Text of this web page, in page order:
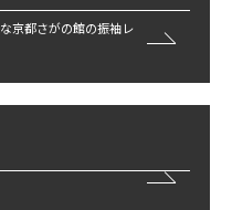
京都さがの館の振袖レ